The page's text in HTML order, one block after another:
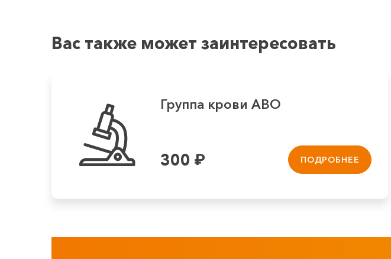
Вас также может заинтересовать
Группа крови ABO
300 ₽ ПОДРОБНЕЕ